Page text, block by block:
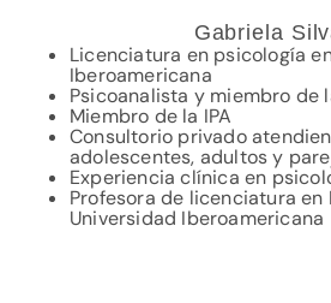
Gabriela
Licenciatura en psicología
Iberoamericana
Psicoanalista y miembro de
Miembro de la IPA
Consultorio privado
adolescentes, adultos y
Experiencia clínica en
Profesora de licenciatura en
Universidad Iberoamericana